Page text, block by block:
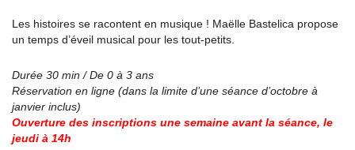
Les histoires se racontent en musique ! Maëlle Bastelica propose
un temps d’éveil musical pour les tout-petits.
Durée 30 min / De 0 à 3 ans
Réservation en ligne (dans la limite d’une séance d’octobre à
janvier inclus)
Ouverture des inscriptions une semaine avant la séance, le
jeudi à 14h